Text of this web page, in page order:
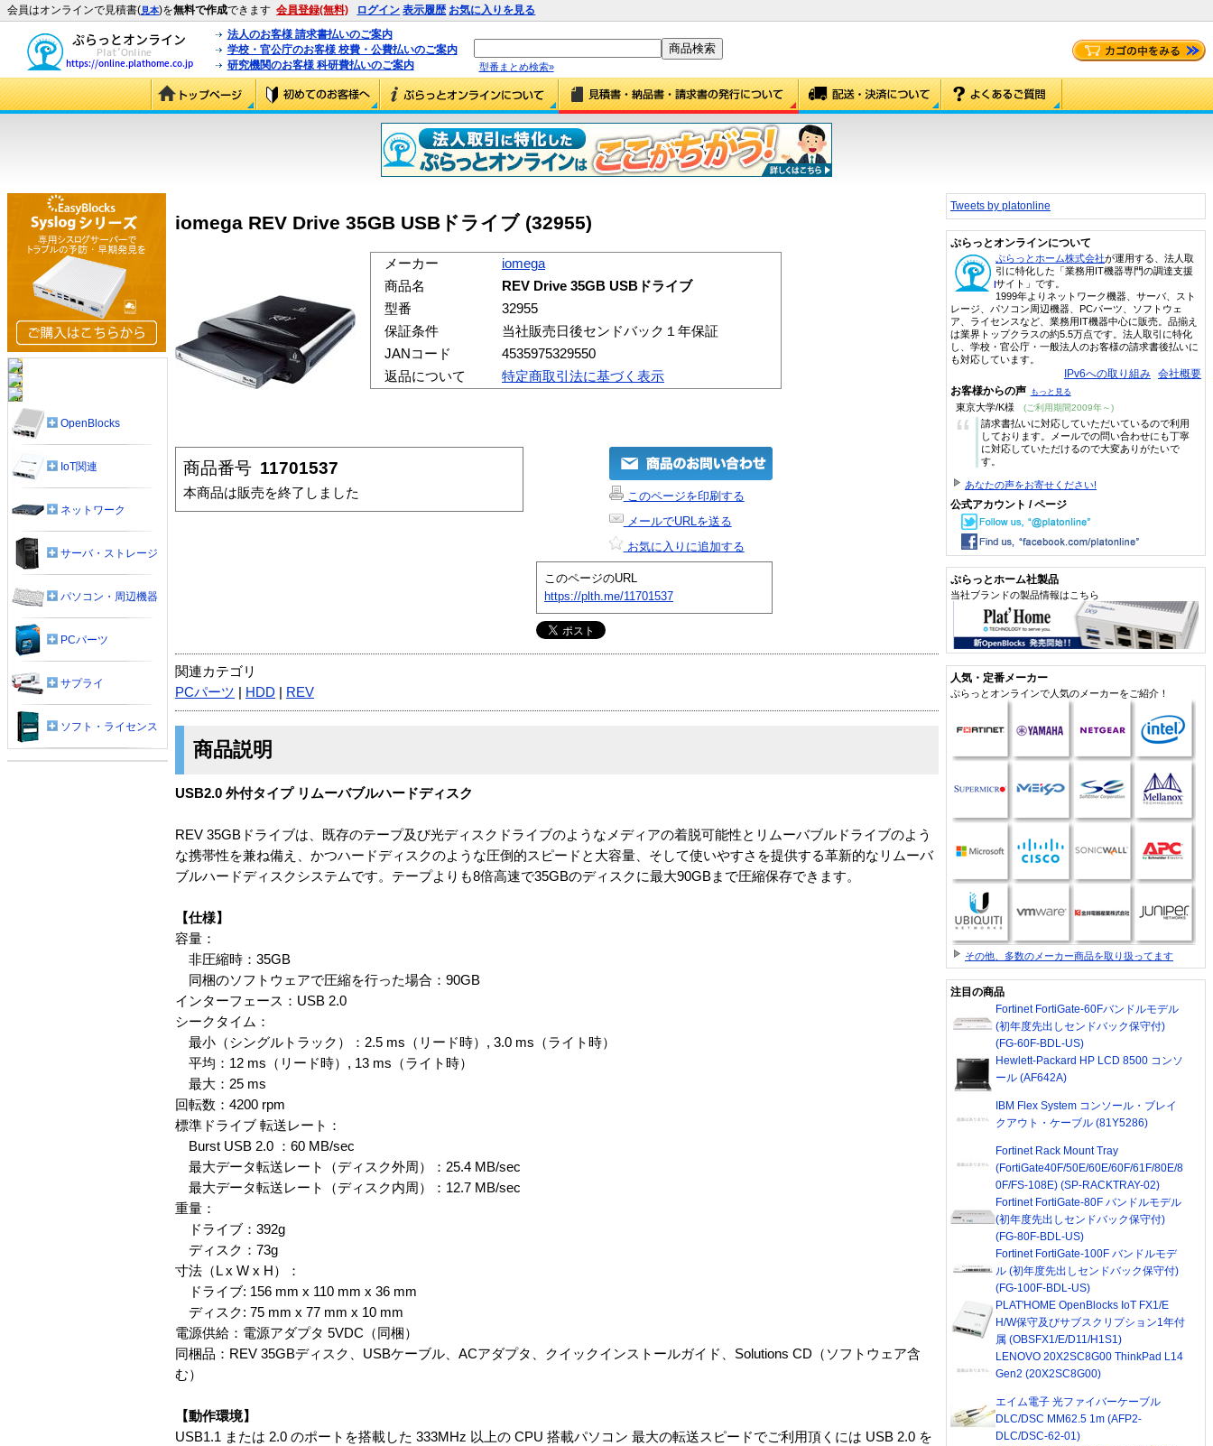
会員はオンラインで見積書(見本)を無料で作成できます 会員登録(無料) ログイン 表示履歴 お気に入りを見る
法人のお客様 請求書払いのご案内
学校・官公庁のお客様 校費・公費払いのご案内
研究機関のお客様 科研費払いのご案内
型番まとめ検索»
iomega REV Drive 35GB USBドライブ (32955)
メーカー
iomega
商品名
REV Drive 35GB USBドライブ
型番
32955
保証条件
当社販売日後センドバック１年保証
JANコード
4535975329550
返品について
特定商取引法に基づく表示
商品番号 11701537
本商品は販売を終了しました
このページを印刷する
メールでURLを送る
お気に入りに追加する
このページのURL
https://plth.me/11701537
関連カテゴリ
PCパーツ
HDD REV
商品説明
USB2.0 外付タイプ リムーバブルハードディスク
REV 35GBドライブは、既存のテープ及び光ディスクドライブのようなメディアの着脱可能性とリムーバブルドライブのよう
な携帯性を兼ね備え、かつハードディスクのような圧倒的スピードと大容量、そして使いやすさを提供する革新的なリムーバ
ブルハードディスクシステムです。テープよりも8倍高速で35GBのディスクに最大90GBまで圧縮保存できます。
【仕様】
容量：
非圧縮時：35GB
同梱のソフトウェアで圧縮を行った場合：90GB
インターフェース：USB 2.0
シークタイム：
最小（シングルトラック）：2.5 ms（リード時）, 3.0 ms（ライト時）
平均：12 ms（リード時）, 13 ms（ライト時）
最大：25 ms
回転数：4200 rpm
標準ドライブ 転送レート：
Burst USB 2.0 ：60 MB/sec
最大データ転送レート（ディスク外周）：25.4 MB/sec
最大データ転送レート（ディスク内周）：12.7 MB/sec
重量：
ドライブ：392g
ディスク：73g
寸法（L x W x H）：
ドライブ: 156 mm x 110 mm x 36 mm
ディスク: 75 mm x 77 mm x 10 mm
電源供給：電源アダプタ 5VDC（同梱）
同梱品：REV 35GBディスク、USBケーブル、ACアダプタ、クイックインストールガイド、Solutions CD（ソフトウェア含
む）
【動作環境】
USB1.1 または 2.0 のポートを搭載した 333MHz 以上の CPU 搭載パソコン 最大の転送スピードでご利用頂くには USB 2.0 を
OpenBlocks
IoT関連
ネットワーク
サーバ・ストレージ
パソコン・周辺機器
PCパーツ
サプライ
ソフト・ライセンス
Tweets by platonline
ぷらっとオンラインについて
ぷらっとホーム株式会社が運用する、法人取
引に特化した「業務用IT機器専門の調達支援
サイト」です。
1999年よりネットワーク機器、サーバ、スト
レージ、パソコン周辺機器、PCパーツ、ソフトウェ
ア、ライセンスなど、業務用IT機器中心に販売。品揃え
は業界トップクラスの約5.5万点です。法人取引に特化
し、学校・官公庁・一般法人のお客様の請求書後払いに
も対応しています。
IPv6への取り組み 会社概要
お客様からの声 もっと見る
東京大学/K様 (ご利用期間2009年～)
“
請求書払いに対応していただいているので利用
しております。メールでの問い合わせにも丁寧
に対応していただけるので大変ありがたいで
す。
あなたの声をお寄せください!
公式アカウント / ページ
ぷらっとホーム社製品
当社ブランドの製品情報はこちら
人気・定番メーカー
ぷらっとオンラインで人気のメーカーをご紹介！
その他、多数のメーカー商品を取り扱ってます
注目の商品
Fortinet FortiGate-60Fバンドルモデル
(初年度先出しセンドバック保守付)
(FG-60F-BDL-US)
Hewlett-Packard HP LCD 8500 コンソ
ール (AF642A)
IBM Flex System コンソール・ブレイ
クアウト・ケーブル (81Y5286)
Fortinet Rack Mount Tray
(FortiGate40F/50E/60E/60F/61F/80E/8
0F/FS-108E) (SP-RACKTRAY-02)
Fortinet FortiGate-80F バンドルモデル
(初年度先出しセンドバック保守付)
(FG-80F-BDL-US)
Fortinet FortiGate-100F バンドルモデ
ル (初年度先出しセンドバック保守付)
(FG-100F-BDL-US)
PLAT'HOME OpenBlocks IoT FX1/E
H/W保守及びサブスクリプション1年付
属 (OBSFX1/E/D11/H1S1)
LENOVO 20X2SC8G00 ThinkPad L14
Gen2 (20X2SC8G00)
エイム電子 光ファイバーケーブル
DLC/DSC MM62.5 1m (AFP2-
DLC/DSC-62-01)